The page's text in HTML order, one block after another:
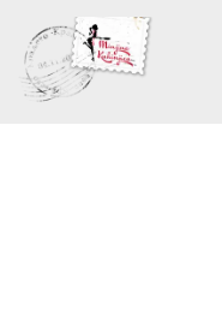
Skoči
na